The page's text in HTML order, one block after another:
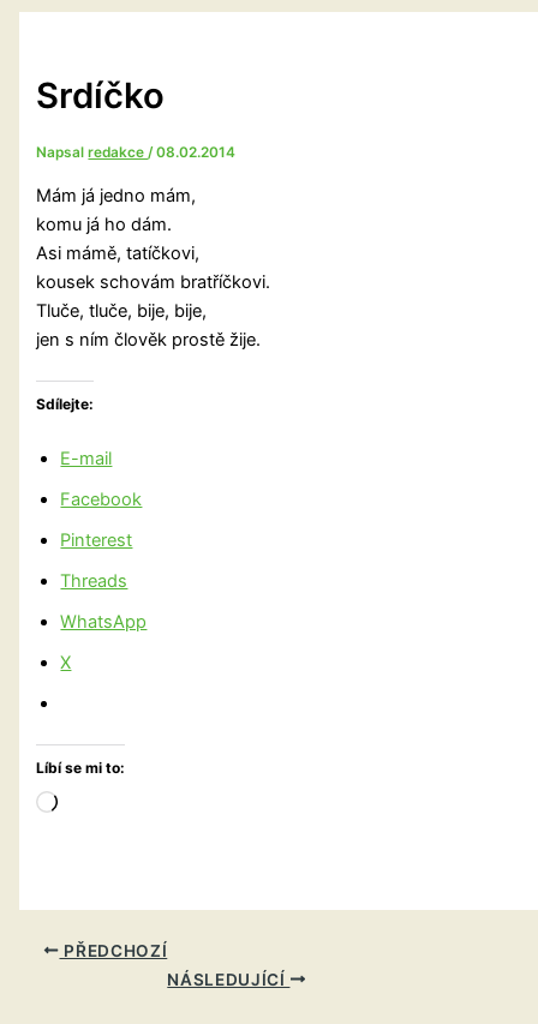
Srdíčko
Napsalredakce/08.02.2014
Mám já jedno mám,
komu já ho dám.
Asi mámě, tatíčkovi,
kousek schovám bratříčkovi.
Tluče, tluče, bije, bije,
jen s ním člověk prostě žije.
Sdílejte:
E-mail
Facebook
Pinterest
Threads
WhatsApp
X
Líbí se mi to:
Načítání…
PŘEDCHOZÍ
NÁSLEDUJÍCÍ